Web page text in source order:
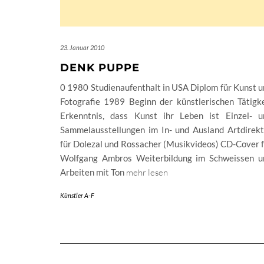
23. Januar 2010
DENK PUPPE
0 1980 Studienaufenthalt in USA Diplom für Kunst
Fotografie 1989 Beginn der künstlerischen
Erkenntnis, dass Kunst ihr Leben ist Einzel-
Sammelausstellungen im In- und Ausland
für Dolezal und Rossacher (Musikvideos) CD-Cover
Wolfgang Ambros Weiterbildung im Schweissen
Arbeiten mit Ton mehr lesen
Künstler A-F